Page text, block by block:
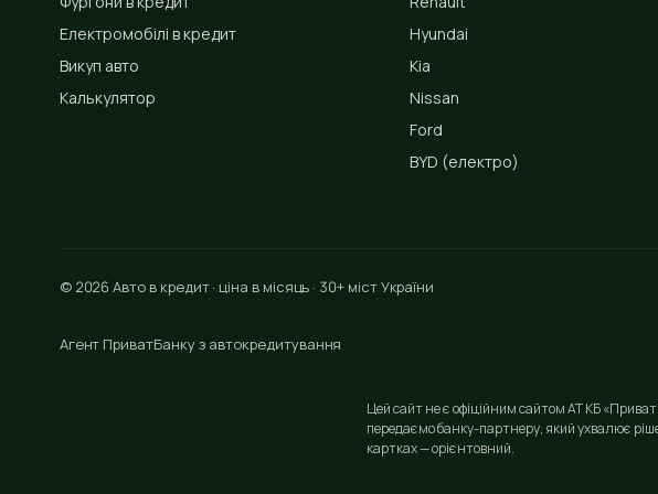
Електромобілі в кредит
Викуп авто
Калькулятор
Hyundai
Kia
Nissan
Ford
BYD (електро)
© 2026 Авто в кредит · ціна в місяць · 30+ міст України
Агент ПриватБанку з автокредитування
Цей сайт не є офіційним сайтом АТ КБ
передаємо банку-партнеру, який ухвалює
картках — орієнтовний.